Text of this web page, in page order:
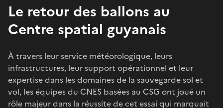
Le retour des ballons au
Centre spatial guyanais
À travers leur service météorologique, leurs
infrastructures, leur support opérationnel et leur
expertise dans les domaines de la sauvegarde sol et
vol, les équipes du CNES basées au CSG ont joué un
rôle majeur dans la réussite de cet essai qui marquait